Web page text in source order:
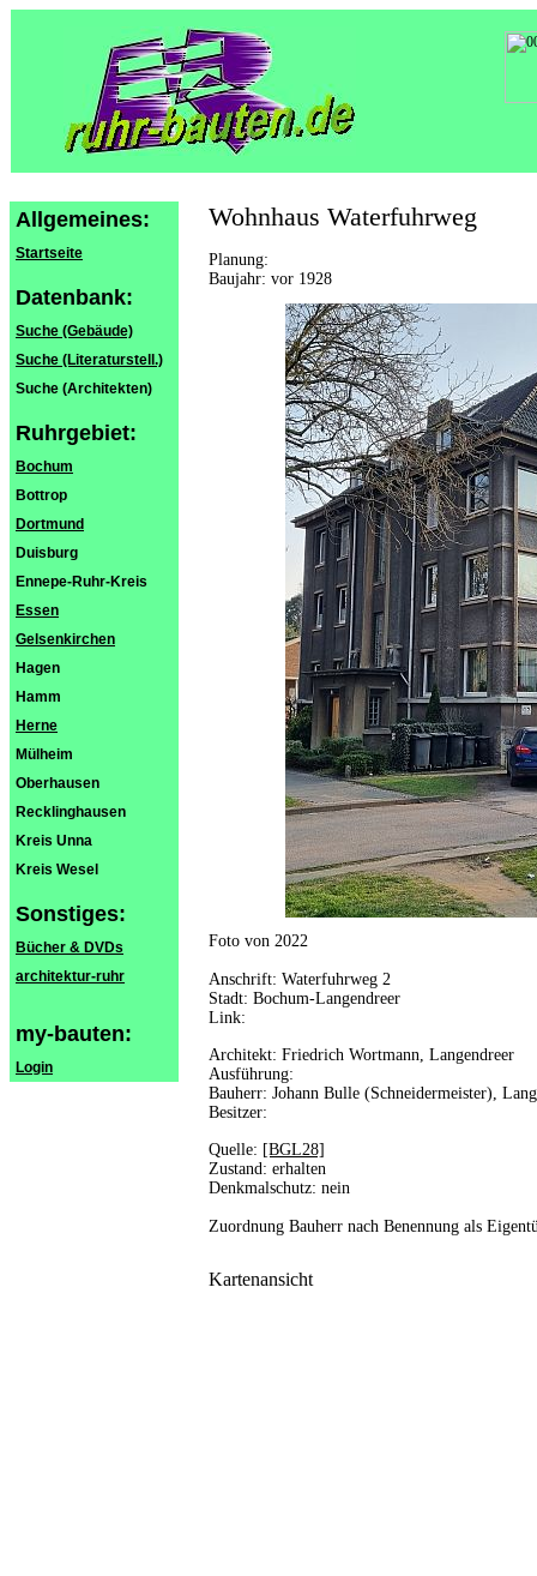
Allgemeines:
Startseite
Datenbank:
Suche (Gebäude)
Suche (Literaturstell.)
Suche (Architekten)
Ruhrgebiet:
Bochum
Bottrop
Dortmund
Duisburg
Ennepe-Ruhr-Kreis
Essen
Gelsenkirchen
Hagen
Hamm
Herne
Mülheim
Oberhausen
Recklinghausen
Kreis Unna
Kreis Wesel
Sonstiges:
Bücher & DVDs
architektur-ruhr
my-bauten:
Login
Wohnhaus Waterfuhrweg
Planung:
Baujahr: vor 1928
Foto von 2022
Anschrift: Waterfuhrweg 2
Stadt: Bochum-Langendreer
Link:
Architekt: Friedrich Wortmann, Langendreer
Ausführung:
Bauherr: Johann Bulle (Schneidermeister),
Besitzer:
Quelle: [BGL28]
Zustand: erhalten
Denkmalschutz: nein
Zuordnung Bauherr nach Benennung als
Kartenansicht